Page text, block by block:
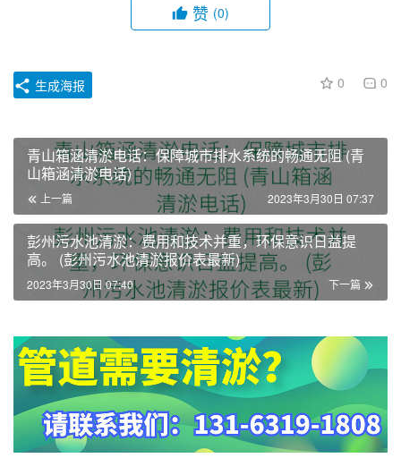
赞 (0)
0 0
生成海报
青山箱涵清淤电话：保障城市排水系统的畅通无阻 (青
山箱涵清淤电话)
上一篇 2023年3月30日 07:37
彭州污水池清淤：费用和技术并重，环保意识日益提
高。 (彭州污水池清淤报价表最新)
下一篇
2023年3月30日 07:40